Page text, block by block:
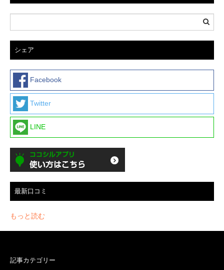
シェア
Facebook
Twitter
LINE
最新口コミ
もっと読む
記事カテゴリー